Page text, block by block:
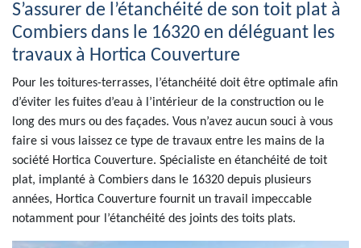
S’assurer de l’étanchéité de son toit plat à
Combiers dans le 16320 en déléguant les
travaux à Hortica Couverture
Pour les toitures-terrasses, l’étanchéité doit être optimale afin
d’éviter les fuites d’eau à l’intérieur de la construction ou le
long des murs ou des façades. Vous n’avez aucun souci à vous
faire si vous laissez ce type de travaux entre les mains de la
société Hortica Couverture. Spécialiste en étanchéité de toit
plat, implanté à Combiers dans le 16320 depuis plusieurs
années, Hortica Couverture fournit un travail impeccable
notamment pour l’étanchéité des joints des toits plats.